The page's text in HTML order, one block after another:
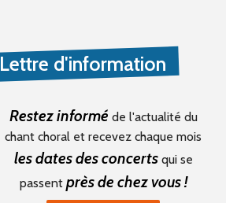
Lettre d'information
Restez informé de l'actualité du
chant choral et recevez chaque mois
les dates des concertsqui se
passent près de chez vous !